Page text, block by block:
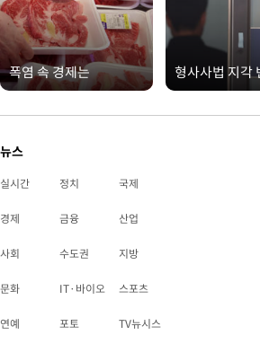
폭염 속 경제는 형사사법 지각
뉴스
실시간 정치 국제
경제 금융 산업
사회 수도권 지방
문화 IT·바이오 스포츠
연예 포토 TV뉴시스